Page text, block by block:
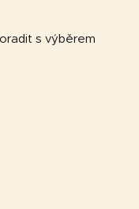
s výběrem